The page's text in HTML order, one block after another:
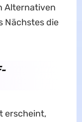
Alternativen
Nächstes die
erscheint,